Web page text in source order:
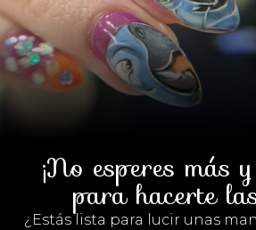
¡No esperes más
para hacerte
¿Estás lista para lucir unas